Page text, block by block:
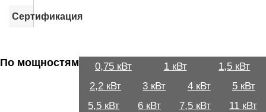
Сертификация
По мощностям 0,75 кВт 1 кВт
1,5 кВт
2,2 кВт
3 кВт 4 кВт
5 кВт
5,5 кВт
6 кВт 7,5 кВт
11 кВт